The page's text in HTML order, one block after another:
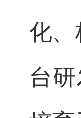
化、
台